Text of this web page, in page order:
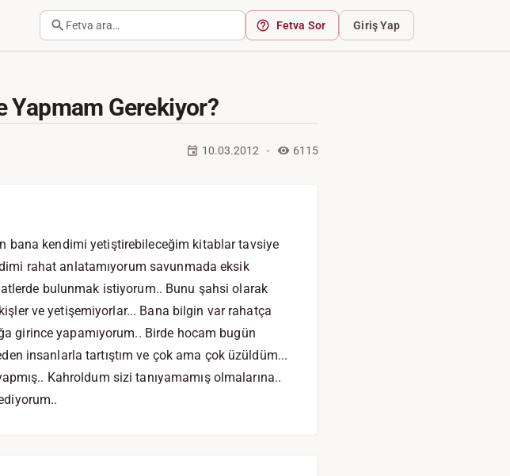
Fetva ara… Fetva Sor Giriş Yap
Yapmam Gerekiyor?
10.03.2012 6115
bana kendimi yetiştirebileceğim kitablar tavsiye
rahat anlatamıyorum savunmada eksik
bulunmak istiyorum.. Bunu şahsi olarak
ve yetişemiyorlar... Bana bilgin var rahatça
girince yapamıyorum.. Birde hocam bugün
insanlarla tartıştım ve çok ama çok üzüldüm...
Kahroldum sizi tanıyamamış olmalarına..